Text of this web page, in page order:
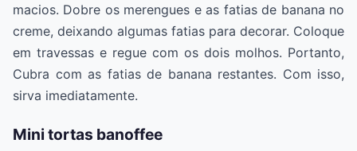
macios. Dobre os merengues e as fatias de banana no
creme, deixando algumas fatias para decorar. Coloque
em travessas e regue com os dois molhos. Portanto,
Cubra com as fatias de banana restantes. Com isso,
sirva imediatamente.
Mini tortas banoffee